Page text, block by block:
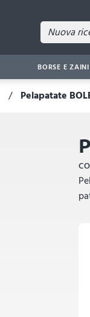
BORSE E ZAINI
Pelapatate